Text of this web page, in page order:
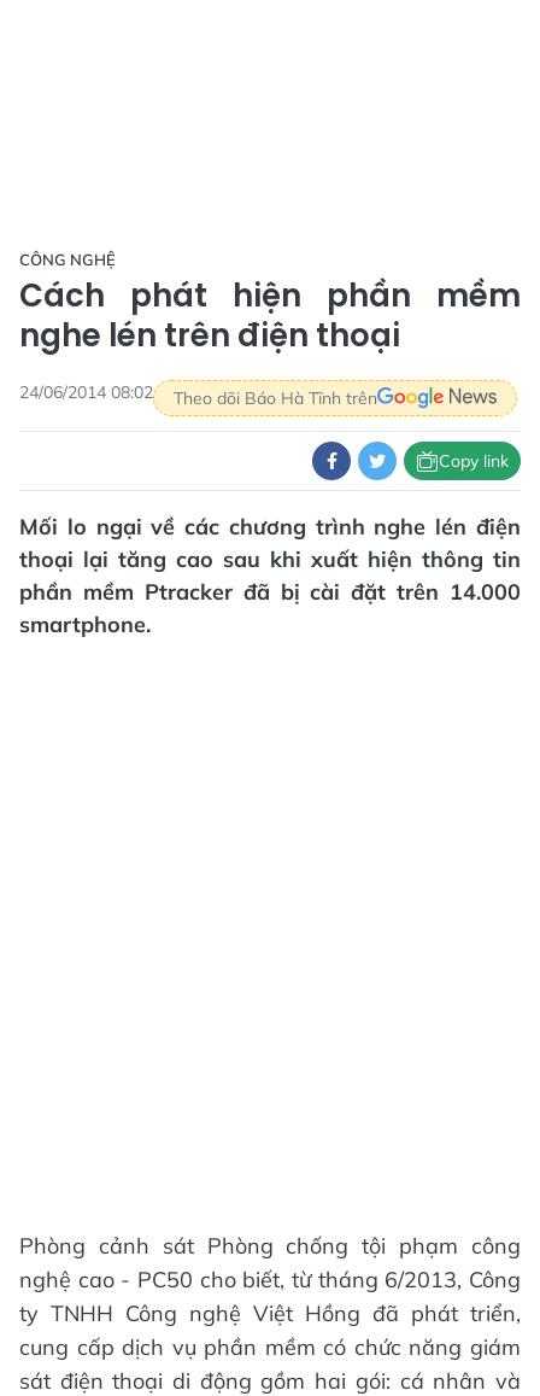
CÔNG NGHỆ
Cách phát hiện phần mềm
nghe lén trên điện thoại
24/06/2014 08:02 Theo dõi Báo Hà Tĩnh trên
Copy link
Mối lo ngại về các chương trình nghe lén điện
thoại lại tăng cao sau khi xuất hiện thông tin
phần mềm Ptracker đã bị cài đặt trên 14.000
smartphone.
Phòng cảnh sát Phòng chống tội phạm công
nghệ cao - PC50 cho biết, từ tháng 6/2013, Công
ty TNHH Công nghệ Việt Hồng đã phát triển,
cung cấp dịch vụ phần mềm có chức năng giám
sát điện thoại di động gồm hai gói: cá nhân và